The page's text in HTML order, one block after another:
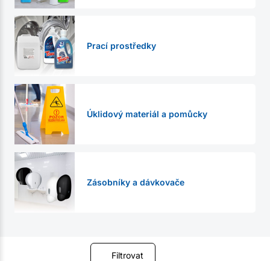
Prací prostředky
Úklidový materiál a pomůcky
Zásobníky a dávkovače
Filtrovat